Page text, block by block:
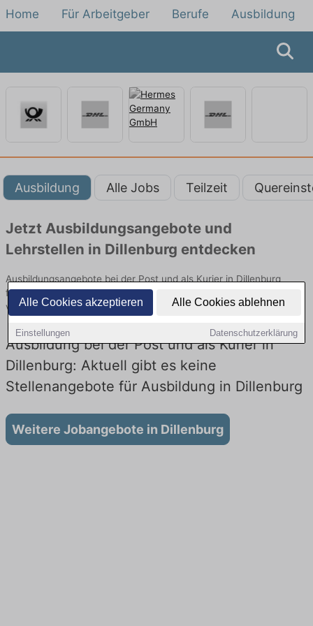
Alle Cookies akzeptieren Alle Cookies ablehnen
Einstellungen Datenschutzerklärung
Home Für Arbeitgeber Berufe Ausbildung
Ausbildung Alle Jobs Teilzeit
Jetzt Ausbildungsangebote und
Lehrstellen in Dillenburg entdecken
Ausbildungsangebote bei der Post und als Kurier in Dillenburg
finden Sie von namhaften Firmen. Entdecken Sie freie Optionen
von Top-Arbeitgebern und bewerben Sie sich noch heute.
Ausbildung bei der Post und als Kurier in
Dillenburg: Aktuell gibt es keine
Stellenangebote für Ausbildung in Dillenburg
Weitere Jobangebote in Dillenburg